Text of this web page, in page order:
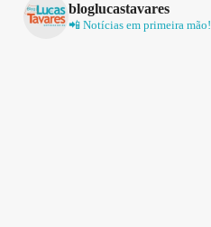
bloglucastavares
📲 Notícias em primeira mão!